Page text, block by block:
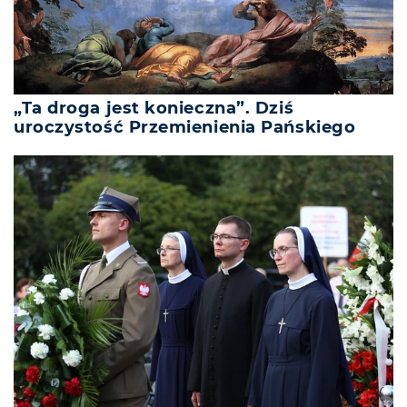
„Ta droga jest konieczna”. Dziś
uroczystość Przemienienia Pańskiego